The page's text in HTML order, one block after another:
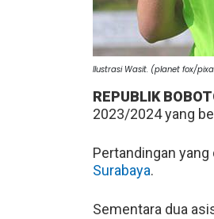
Ilustrasi Wasit. (planet fox/
REPUBLIK
2023/2024 yang
Pertandingan
Surabaya.
Sementara dua